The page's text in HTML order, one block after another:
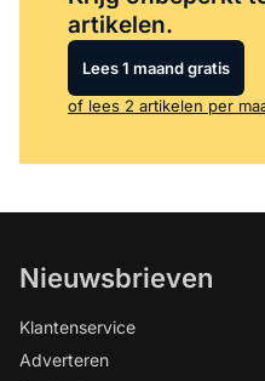
artikelen.
Lees 1 maand gratis
of lees 2 artikelen per
Nieuwsbrieven
Klantenservice
Adverteren